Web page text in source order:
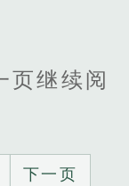
页继续阅
下一页